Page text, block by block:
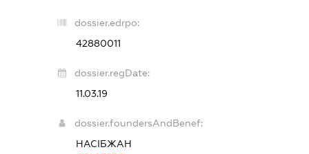
dossier.edrpo:
42880011
dossier.regDate:
11.03.19
dossier.foundersAndBenef:
НАСІБЖАН